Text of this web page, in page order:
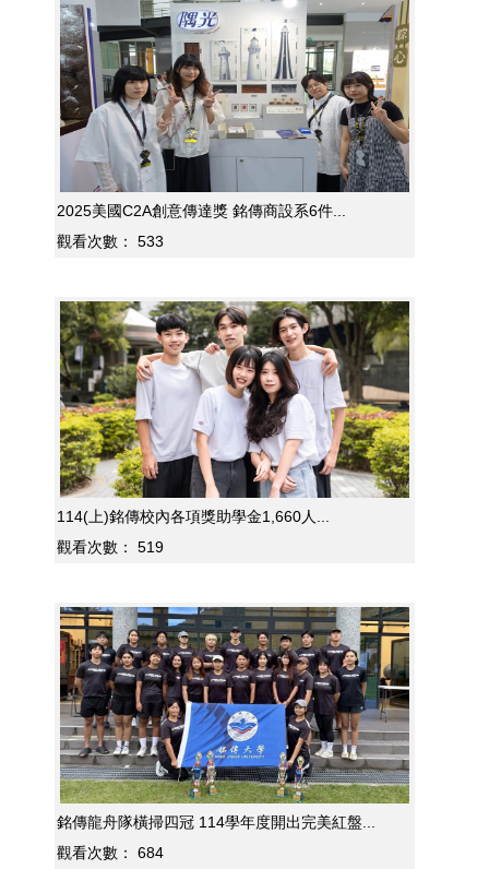
2025美國C2A創意傳達獎 銘傳商設系6件...
觀看次數：
533
114(上)銘傳校內各項獎助學金1,660人...
觀看次數：
519
銘傳龍舟隊橫掃四冠 114學年度開出完美紅盤...
觀看次數：
684